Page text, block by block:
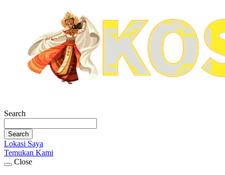
Search
Search
Lokasi Saya
Temukan Kami
Close